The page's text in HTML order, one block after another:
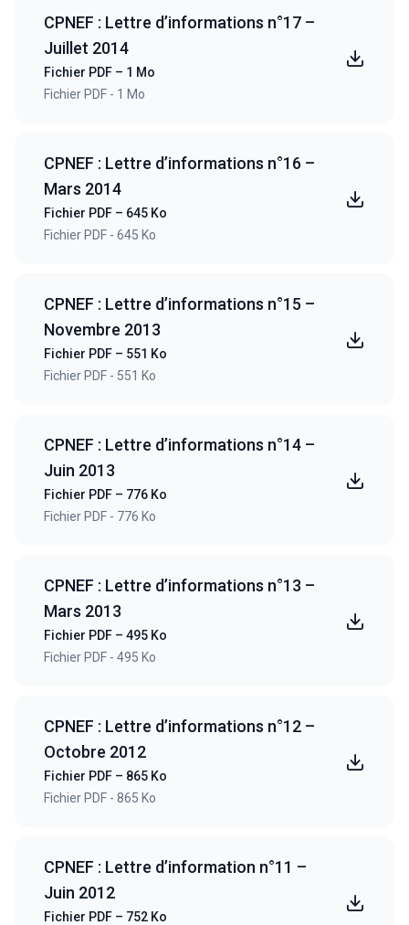
CPNEF : Lettre d’informations n°17 –
Juillet 2014
Fichier PDF – 1 Mo
Fichier PDF - 1 Mo
CPNEF : Lettre d’informations n°16 –
Mars 2014
Fichier PDF – 645 Ko
Fichier PDF - 645 Ko
CPNEF : Lettre d’informations n°15 –
Novembre 2013
Fichier PDF – 551 Ko
Fichier PDF - 551 Ko
CPNEF : Lettre d’informations n°14 –
Juin 2013
Fichier PDF – 776 Ko
Fichier PDF - 776 Ko
CPNEF : Lettre d’informations n°13 –
Mars 2013
Fichier PDF – 495 Ko
Fichier PDF - 495 Ko
CPNEF : Lettre d’informations n°12 –
Octobre 2012
Fichier PDF – 865 Ko
Fichier PDF - 865 Ko
CPNEF : Lettre d’information n°11 –
Juin 2012
Fichier PDF – 752 Ko